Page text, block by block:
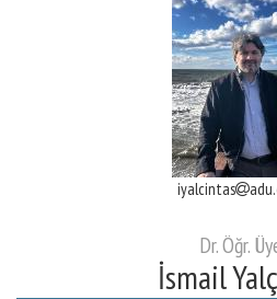
iyalcintas
Dr. Öğr.
İsmail